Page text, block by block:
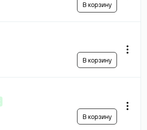
В корзину
В корзину
В корзину